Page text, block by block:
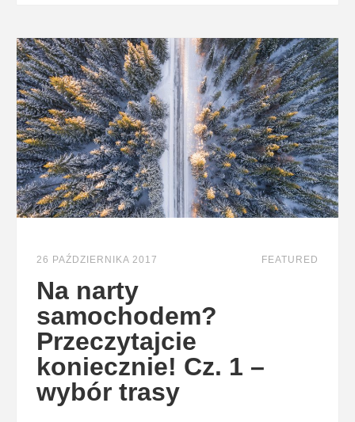
FEATURED
26 PAŹDZIERNIKA 2017
Na narty
samochodem?
Przeczytajcie
koniecznie! Cz. 1 –
wybór trasy